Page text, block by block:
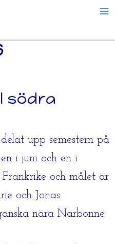
södra
upp semestern på
i juni och en i
Frankrike och målet är
och Jonas
nära Narbonne.